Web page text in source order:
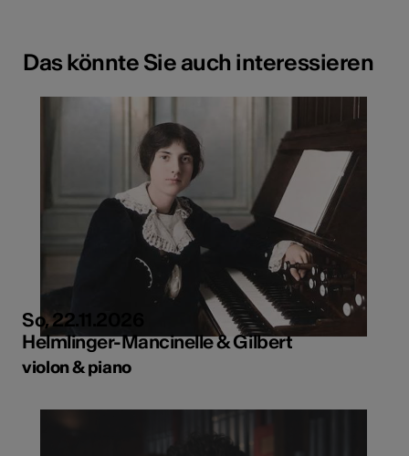
Das könnte Sie auch interessieren
So, 22.11.2026
Helmlinger-Mancinelle & Gilbert
violon & piano